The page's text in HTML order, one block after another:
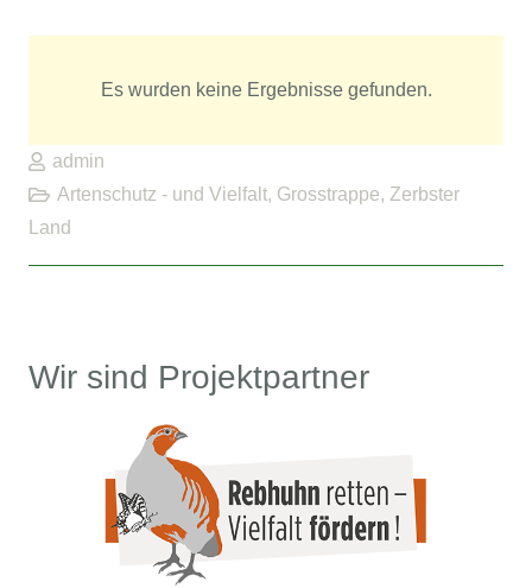
Es wurden keine Ergebnisse gefunden.
admin
Artenschutz - und Vielfalt, Grosstrappe, Zerbster
Land
Wir sind Projektpartner